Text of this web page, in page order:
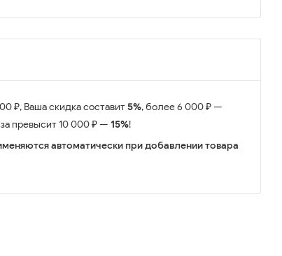
₽, Ваша скидка составит5%, более 6 000 ₽ —
превысит 10 000 ₽ — 15%!
автоматически при добавлении товара